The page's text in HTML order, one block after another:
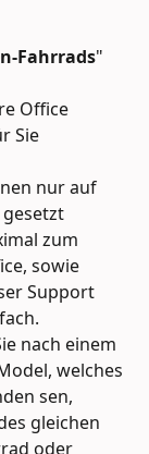
Fahrrads"
Office
Sie
nur auf
zum
sowie
Support
nach einem
welches
sen,
gleichen
oder